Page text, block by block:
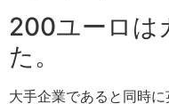
200ユーロは
た。
大手企業であると同時